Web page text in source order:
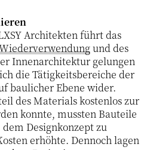
Architekten führt das
und des
Innenarchitektur gelungen
die Tätigkeitsbereiche der
baulicher Ebene wider.
des Materials kostenlos zur
konnte, mussten Bauteile
Designkonzept zu
erhöhte. Dennoch lagen